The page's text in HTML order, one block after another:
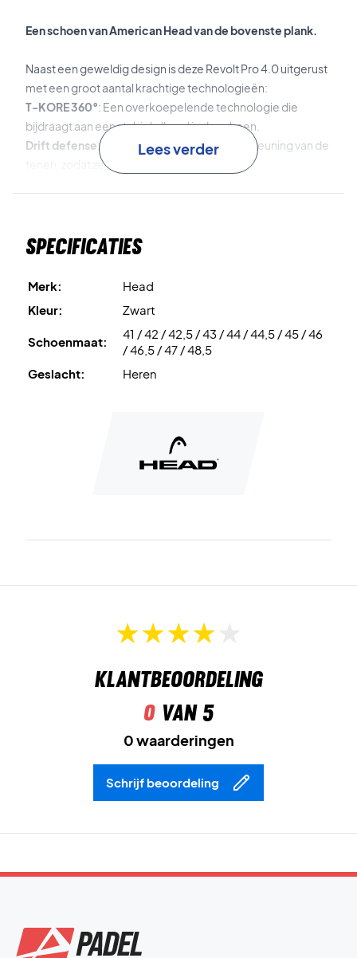
Een schoen van American Head van de bovenste plank.
Naast een geweldig design is deze Revolt Pro 4.0 uitgerust
met een groot aantal krachtige technologieën:
T-KORE 360°: Een overkoepelende technologie die
bijdraagt aan een stabiele 'kern' in de schoen.
Drift defense: zorgt voor een goede ondersteuning van de
tenen, zodat ze niet wegglijden in de schoen.
individuele pasvorm.
mogelijke spel op de baan.
comfort.
Hybrasion+
: Speciale rubbersamenstelling voor betere
Lees verder
Specificaties
Merk:
Head
Kleur:
Zwart
Schoenmaat:
41 / 42 / 42,5 / 43 / 44 / 44,5 / 45 / 46
/ 46,5 / 47 / 48,5
Geslacht:
Heren
Klantbeoordeling
0van 5
0 waarderingen
Schrijf beoordeling